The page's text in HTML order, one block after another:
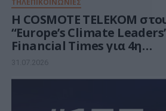
Η COSMOTE TELEKOM
“Europe’s Climate
Financial Times για 4η
συνεχόμενη χρονιά
31.07.2026